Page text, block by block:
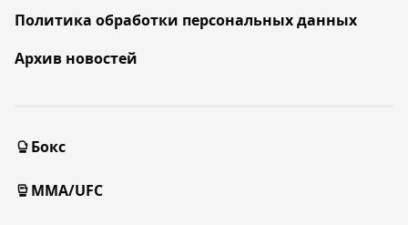
Политика обработки персональных данных
Архив новостей
Бокс
MMA/UFC